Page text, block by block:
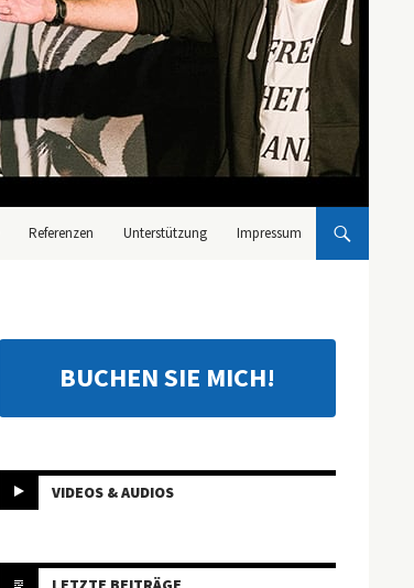
Referenzen Unterstützung Impressum
BUCHEN SIE MICH!
VIDEOS & AUDIOS